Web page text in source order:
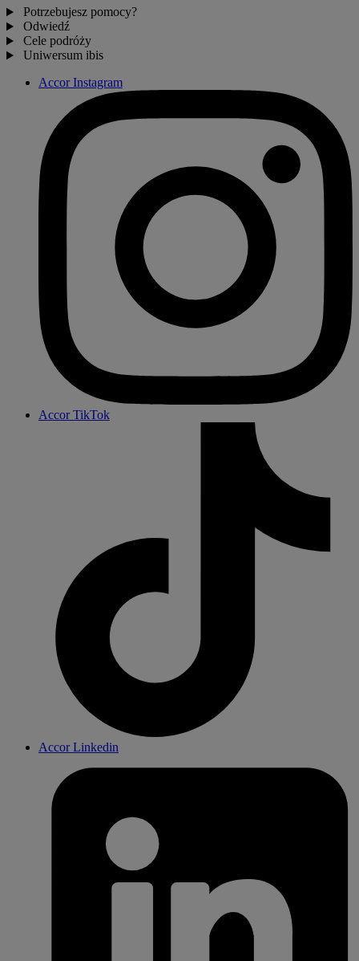
Potrzebujesz pomocy?
Odwiedź
Cele podróży
Uniwersum ibis
Accor Instagram
Accor TikTok
Accor Linkedin